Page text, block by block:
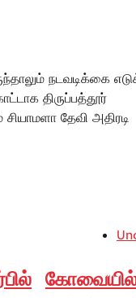
நடவடிக்கை
திருப்பத்தூர்
தேவி அதிரடி